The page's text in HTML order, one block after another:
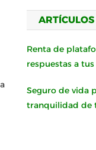
Renta de
respuestas a
Seguro de vida
tranquilidad de